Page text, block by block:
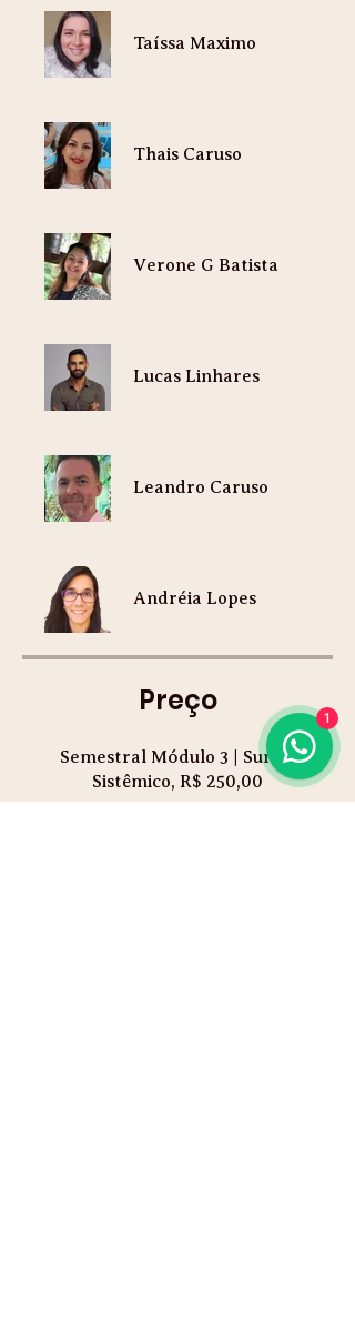
Taíssa Maximo
Thais Caruso
Verone G Batista
Lucas Linhares
Leandro Caruso
Andréia Lopes
Preço
Semestral Módulo 3 | Surgir
Sistêmico, R$ 250,00
1